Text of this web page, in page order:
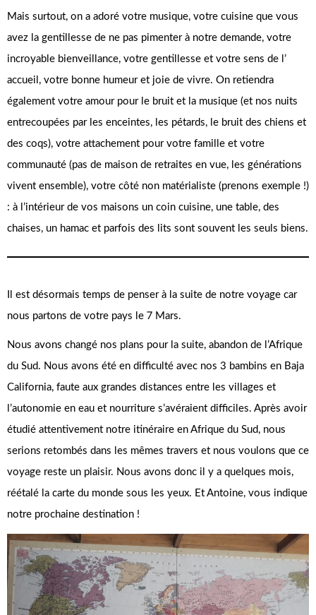
Mais surtout, on a adoré votre musique, votre cuisine que vous
avez la gentillesse de ne pas pimenter à notre demande, votre
incroyable bienveillance, votre gentillesse et votre sens de l’
accueil, votre bonne humeur et joie de vivre. On retiendra
également votre amour pour le bruit et la musique (et nos nuits
entrecoupées par les enceintes, les pétards, le bruit des chiens et
des coqs), votre attachement pour votre famille et votre
communauté (pas de maison de retraites en vue, les générations
vivent ensemble), votre côté non matérialiste (prenons exemple !)
: à l’intérieur de vos maisons un coin cuisine, une table, des
chaises, un hamac et parfois des lits sont souvent les seuls biens.
Il est désormais temps de penser à la suite de notre voyage car
nous partons de votre pays le 7 Mars.
Nous avons changé nos plans pour la suite, abandon de l’Afrique
du Sud. Nous avons été en difficulté avec nos 3 bambins en Baja
California, faute aux grandes distances entre les villages et
l’autonomie en eau et nourriture s’avéraient difficiles. Après avoir
étudié attentivement notre itinéraire en Afrique du Sud, nous
serions retombés dans les mêmes travers et nous voulons que ce
voyage reste un plaisir. Nous avons donc il y a quelques mois,
réétalé la carte du monde sous les yeux. Et Antoine, vous indique
notre prochaine destination !